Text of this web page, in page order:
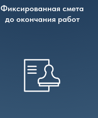
Фиксированная смета
до окончания работ